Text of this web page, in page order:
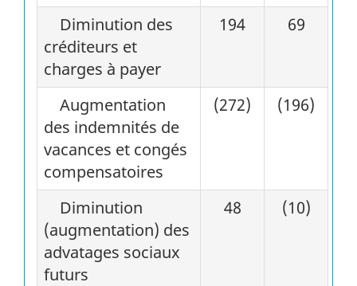
Diminution des
créditeurs et
charges à payer
194 69
Augmentation
des indemnités de
vacances et congés
compensatoires
(272) (196)
Diminution
(augmentation) des
advatages sociaux
futurs
48 (10)